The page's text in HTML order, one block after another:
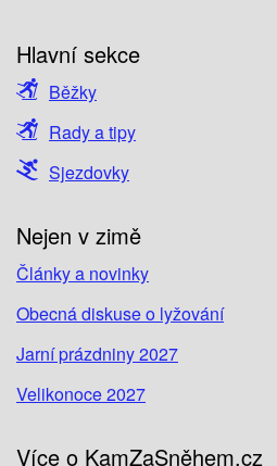
Hlavní sekce
Běžky
Rady a tipy
Sjezdovky
Nejen v zimě
Články a novinky
Obecná diskuse o lyžování
Jarní prázdniny 2027
Velikonoce 2027
Více o KamZaSněhem.cz